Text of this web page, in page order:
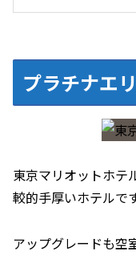
プラチナエ
東京マリオットホテ
較的手厚いホテルです
アップグレードも空